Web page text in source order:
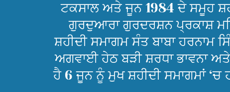
ਟਕਸਾਲ ਅਤੇ ਜੂਨ 1984 ਦੇ ਸਮੂਹ
ਗੁਰਦੁਆਰਾ ਗੁਰਦਰਸ਼ਨ ਪ੍ਰਕਾਸ਼
ਸ਼ਹੀਦੀ ਸਮਾਗਮ ਸੰਤ ਬਾਬਾ ਹਰਨਾਮ
ਅਗਵਾਈ ਹੇਠ ਬੜੀ ਸ਼ਰਧਾ ਭਾਵਨਾ
ਹੈ 6 ਜੂਨ ਨੂੰ ਮੁਖ ਸ਼ਹੀਦੀ ਸਮਾਗਮਾਂ